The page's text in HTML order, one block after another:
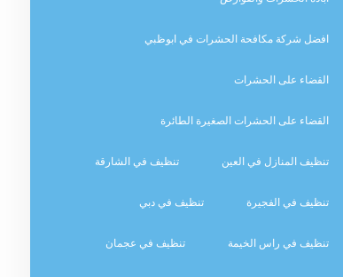
افضل شركة مكافحة الحشرات في ابوظبي
القضاء على الحشرات
القضاء على الحشرات الصغيرة الطائرة
تنظيف المنازل في العين تنظيف في الشارقة
تنظيف في الفجيرة تنظيف في دبي
تنظيف في راس الخيمة تنظيف في عجمان